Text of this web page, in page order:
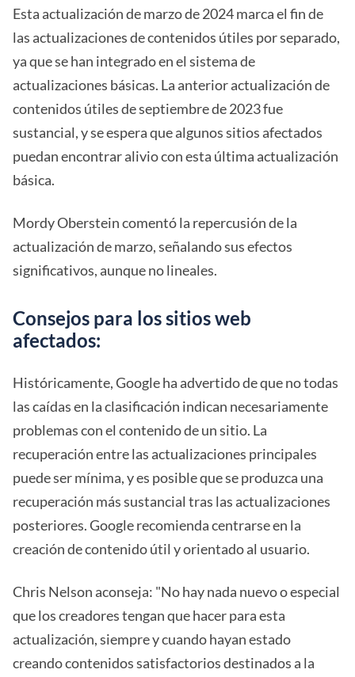
Esta actualización de marzo de 2024 marca el fin de
las actualizaciones de contenidos útiles por separado,
ya que se han integrado en el sistema de
actualizaciones básicas. La anterior actualización de
contenidos útiles de septiembre de 2023 fue
sustancial, y se espera que algunos sitios afectados
puedan encontrar alivio con esta última actualización
básica.
Mordy Oberstein comentó la repercusión de la
actualización de marzo, señalando sus efectos
significativos, aunque no lineales.
Consejos para los sitios web
afectados:
Históricamente, Google ha advertido de que no todas
las caídas en la clasificación indican necesariamente
problemas con el contenido de un sitio. La
recuperación entre las actualizaciones principales
puede ser mínima, y es posible que se produzca una
recuperación más sustancial tras las actualizaciones
posteriores. Google recomienda centrarse en la
creación de contenido útil y orientado al usuario.
Chris Nelson aconseja: "No hay nada nuevo o especial
que los creadores tengan que hacer para esta
actualización, siempre y cuando hayan estado
creando contenidos satisfactorios destinados a la